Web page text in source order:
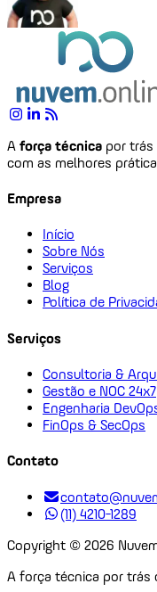
A força técnica por trás
com as melhores
Empresa
Início
Sobre Nós
Serviços
Blog
Política de
Serviços
Consultoria &
Gestão e NOC 24x7
Engenharia
FinOps & SecOps
Contato
(11) 4210-1289
Copyright © 2026
A força técnica por trás